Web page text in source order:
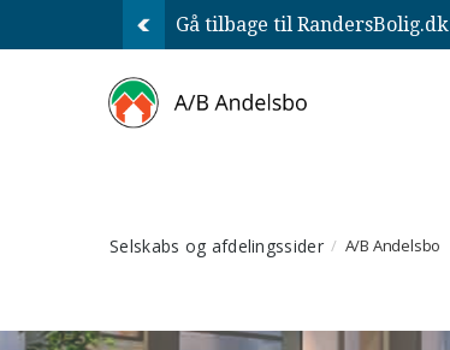
Gå tilbage til RandersBolig.dk
Selskabs og afdelingssider A/B Andelsbo